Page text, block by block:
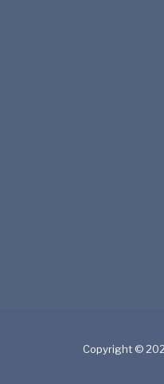
Copyright ©